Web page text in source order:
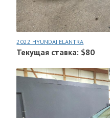
2022 HYUNDAI ELANTRA
Текущая ставка: $80